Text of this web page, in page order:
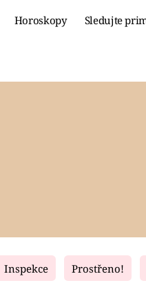
Horoskopy Sledujte
Fresh
Inspekce Prostřeno!